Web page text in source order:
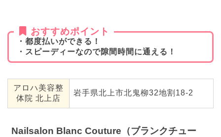
おすすめポイント
・都度払いができる！
・スピーディーなので隙間時間に通える！
アロハ美容整
体院 北上店
岩手県北上市北鬼柳32地割18-2
Nailsalon Blanc Couture（ブランクチュー